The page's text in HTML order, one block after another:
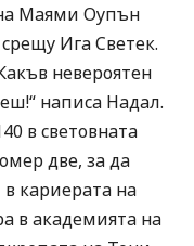
Маями Оупън
Ига Светек.
невероятен
написа Надал.
в световната
две, за да
кариерата на
в академията на